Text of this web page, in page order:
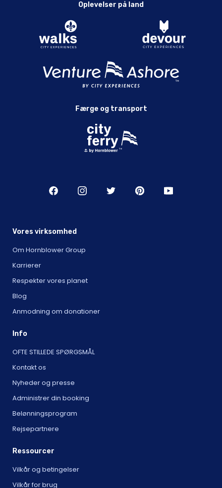
Oplevelser på land
Færge og transport
Vores virksomhed
Om Hornblower Group
Karrierer
Respekter vores planet
Blog
Anmodning om donationer
Info
OFTE STILLEDE SPØRGSMÅL
Kontakt os
Nyheder og presse
Administrer din booking
Belønningsprogram
Rejsepartnere
Ressourcer
Vilkår og betingelser
Vilkår for brug